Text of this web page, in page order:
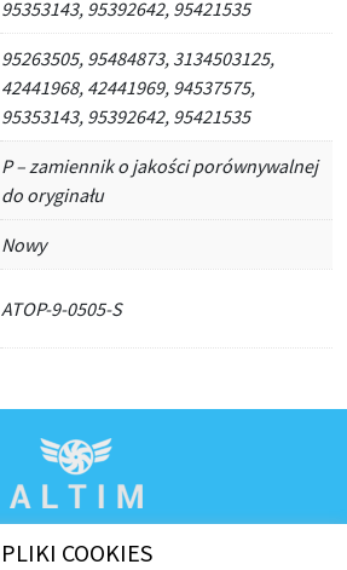
95353143, 95392642, 95421535
95263505, 95484873, 3134503125,
42441968, 42441969, 94537575,
95353143, 95392642, 95421535
P – zamiennik o jakości porównywalnej
do oryginału
Nowy
ATOP-9-0505-S
PLIKI COOKIES